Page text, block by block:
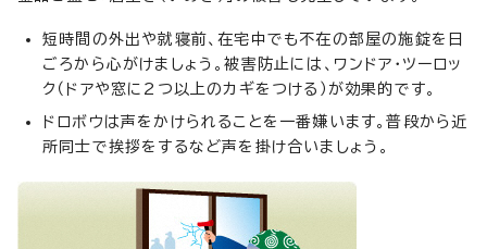
短時間の外出や就寝前、在宅中でも不在の部屋の施錠を日
ごろから心がけましょう。被害防止には、ワンドア・ツーロッ
ク（ドアや窓に2つ以上のカギをつける）が効果的です。
ドロボウは声をかけられることを一番嫌います。普段から近
所同士で挨拶をするなど声を掛け合いましょう。